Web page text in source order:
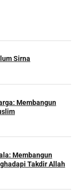
Sirna
Membangun
Membangun
Takdir Allah